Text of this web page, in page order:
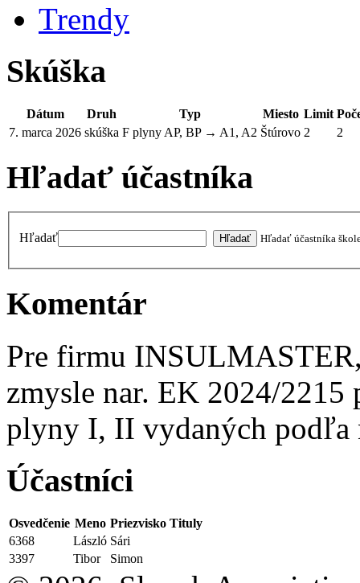
Trendy
Skúška
Dátum Druh Typ Miesto Limit
7. marca 2026 skúška F plyny AP, BP → A1, A2 Štúrovo 2 2
Hľadať účastníka
Hľadať Hľadať účastníka
Komentár
Pre firmu
zmysle nar. EK 2024/
plyny I, II vydaných podľa
Účastníci
Osvedčenie Meno Priezvisko Tituly
6368
László Sári
3397
Tibor Simon